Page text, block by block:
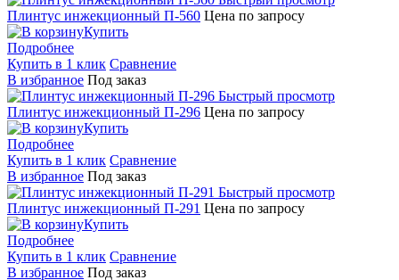
Плинтус инжекционный П-560 Цена по запросу
Купить
Подробнее
Купить в 1 клик Сравнение
В избранное Под заказ
Быстрый просмотр
Плинтус инжекционный П-296 Цена по запросу
Купить
Подробнее
Купить в 1 клик Сравнение
В избранное Под заказ
Быстрый просмотр
Плинтус инжекционный П-291 Цена по запросу
Купить
Подробнее
Купить в 1 клик Сравнение
В избранное Под заказ